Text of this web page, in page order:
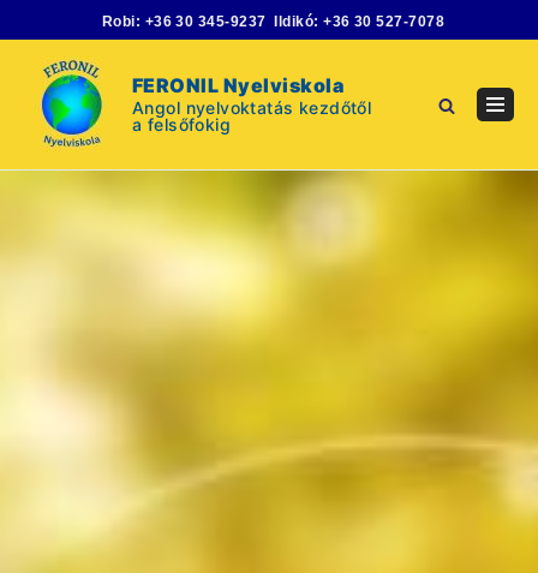
to
content
Robi: +36 30 345-9237 Ildikó:+36 30 527-7078
FERONIL Nyelviskola
Angol nyelvoktatás kezdőtől
a felsőfokig